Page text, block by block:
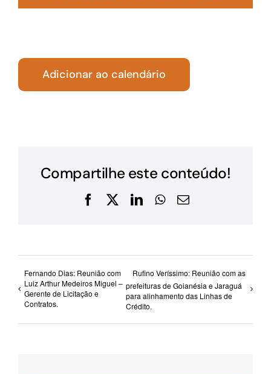
Adicionar ao calendário
Compartilhe este conteúdo!
Facebook
X LinkedInWhatsApp
E-
Fernando Dias: Reunião com
Luiz Arthur Medeiros Miguel –
Gerente de Licitação e
Contratos.
Rufino Veríssimo: Reunião com as
prefeituras de Goianésia e Jaraguá
para alinhamento das Linhas de
Crédito.